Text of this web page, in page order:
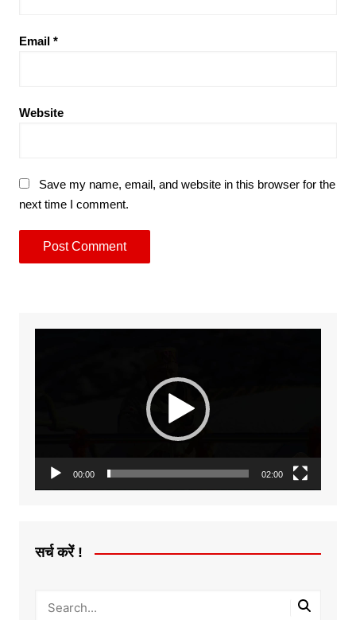
Email *
Website
Save my name, email, and website in this browser for the
next time I comment.
00:00 02:00
सर्च करें !